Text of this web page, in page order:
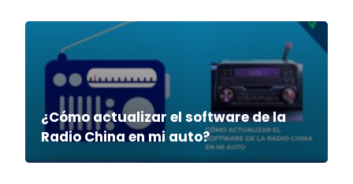
¿Cómo actualizar el software de la
Radio China en mi auto?